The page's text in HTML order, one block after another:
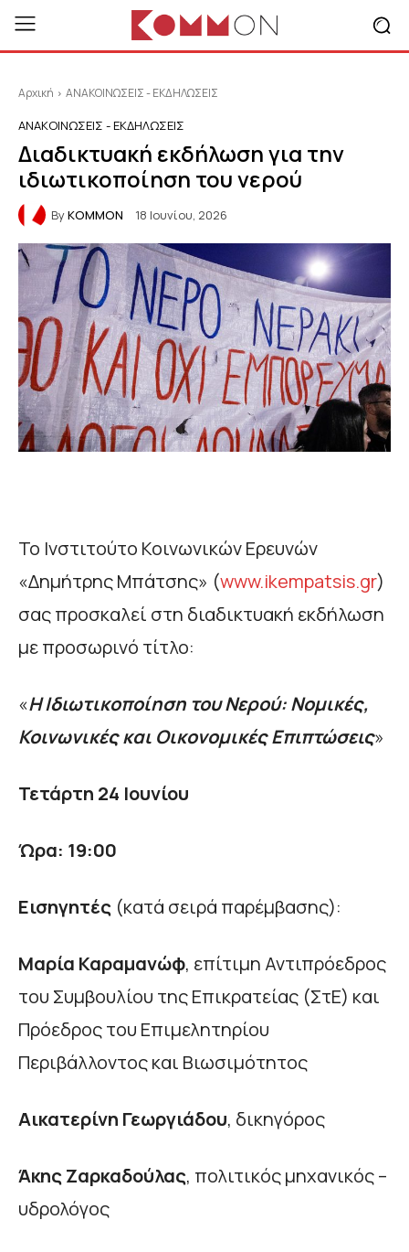
Αρχική ΑΝΑΚΟΙΝΩΣΕΙΣ - ΕΚΔΗΛΩΣΕΙΣ
ΑΝΑΚΟΙΝΩΣΕΙΣ - ΕΚΔΗΛΩΣΕΙΣ
Διαδικτυακή εκδήλωση για την
ιδιωτικοποίηση του νερού
ByKOMMON 18 Ιουνίου, 2026
Το Ινστιτούτο Κοινωνικών Ερευνών
«Δημήτρης Μπάτσης» (www.ikempatsis.gr)
σας προσκαλεί στη διαδικτυακή εκδήλωση
με προσωρινό τίτλο:
«Η Ιδιωτικοποίηση του Νερού: Νομικές,
Κοινωνικές και Οικονομικές Επιπτώσεις»
Τετάρτη 24 Ιουνίου
Ώρα: 19:00
Εισηγητές (κατά σειρά παρέμβασης):
Μαρία Καραμανώφ, επίτιμη Αντιπρόεδρος
του Συμβουλίου της Επικρατείας (ΣτΕ) και
Πρόεδρος του Επιμελητηρίου
Περιβάλλοντος και Βιωσιμότητος
Αικατερίνη Γεωργιάδου, δικηγόρος
Άκης Ζαρκαδούλας, πολιτικός μηχανικός –
υδρολόγος